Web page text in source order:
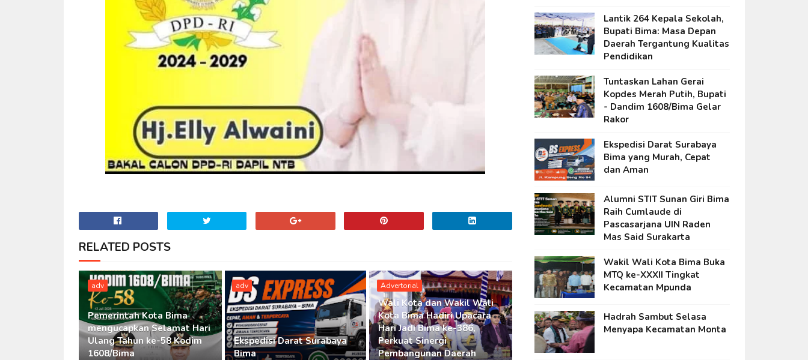
RELATED POSTS
adv
Pemerintah Kota Bima
mengucapkan Selamat Hari
Ulang Tahun ke-58 Kodim
1608/Bima
adv
Ekspedisi Darat Surabaya
Bima
Advertorial
Wali Kota dan Wakil Wali
Kota Bima Hadiri Upacara
Hari Jadi Bima ke-386,
Perkuat Sinergi
Pembangunan Daerah
Lantik 264 Kepala Sekolah,
Bupati Bima: Masa Depan
Daerah Tergantung Kualitas
Pendidikan
Tuntaskan Lahan Gerai
Kopdes Merah Putih, Bupati
- Dandim 1608/Bima Gelar
Rakor
Ekspedisi Darat Surabaya
Bima yang Murah, Cepat
dan Aman
Alumni STIT Sunan Giri Bima
Raih Cumlaude di
Pascasarjana UIN Raden
Mas Said Surakarta
Wakil Wali Kota Bima Buka
MTQ ke-XXXII Tingkat
Kecamatan Mpunda
Hadrah Sambut Selasa
Menyapa Kecamatan Monta